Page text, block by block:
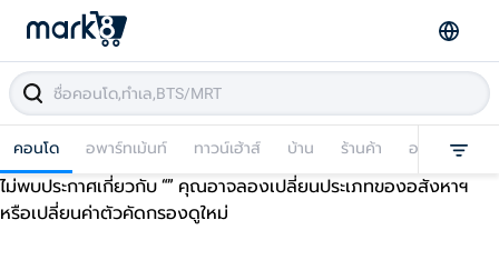
คอนโด อพาร์ทเม้นท์ ทาวน์เฮ้าส์ บ้าน ร้านค้า อาคารพาณิช
ไม่พบประกาศเกี่ยวกับ “” คุณอาจลองเปลี่ยนประเภทของอสังหาฯ
หรือเปลี่ยนค่าตัวคัดกรองดูใหม่